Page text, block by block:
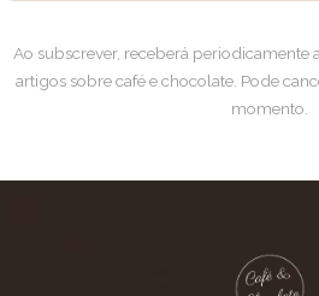
Ao subscrever, receberá periodicamente
artigos sobre café e chocolate. Pode
momento.